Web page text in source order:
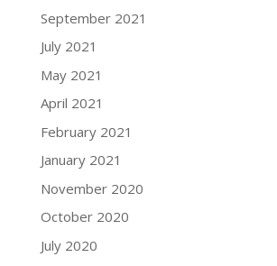
September 2021
July 2021
May 2021
April 2021
February 2021
January 2021
November 2020
October 2020
July 2020